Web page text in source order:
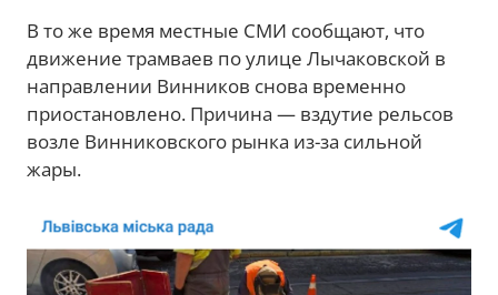
В то же время местные СМИ сообщают, что
движение трамваев по улице Лычаковской в
направлении Винников снова временно
приостановлено. Причина — вздутие рельсов
возле Винниковского рынка из-за сильной
жары.